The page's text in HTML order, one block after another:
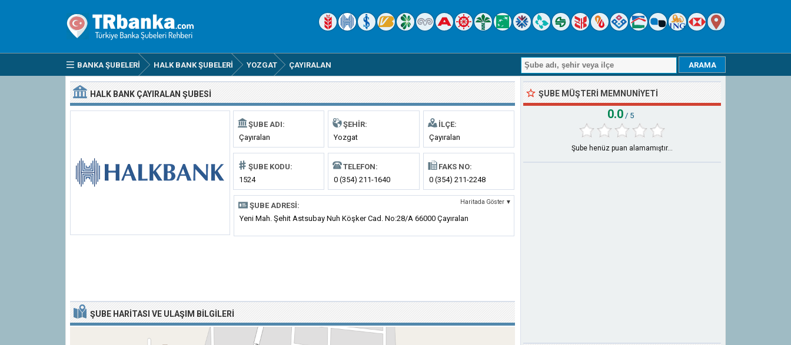
BANKA ŞUBELERI HALK BANK ŞUBELERI YOZGAT ÇAYIRALAN
HALK BANK ÇAYIRALAN ŞUBESI
ŞUBE ADI:
Çayıralan
ŞEHIR:
Yozgat
İLÇE:
Çayıralan
ŞUBE KODU:
1524
TELEFON:
0 (354) 211-1640
FAKS NO:
0 (354) 211-2248
ŞUBE ADRESI: Haritada Göster ▼
Yeni Mah. Şehit Astsubay Nuh Köşker Cad. No:28/A 66000 Çayıralan
ŞUBE HARITASI VE ULAŞIM BILGILERI
ŞUBE MÜŞTERI MEMNUNIYETI
0.0 / 5
Şube henüz puan alamamıştır...